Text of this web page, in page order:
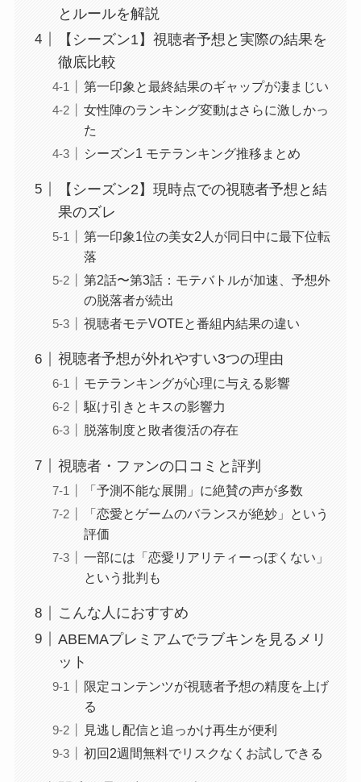
とルールを解説
【シーズン1】視聴者予想と実際の結果を
徹底比較
第一印象と最終結果のギャップが凄まじい
女性陣のランキング変動はさらに激しかっ
た
シーズン1 モテランキング推移まとめ
【シーズン2】現時点での視聴者予想と結
果のズレ
第一印象1位の美女2人が同日中に最下位転
落
第2話〜第3話：モテバトルが加速、予想外
の脱落者が続出
視聴者モテVOTEと番組内結果の違い
視聴者予想が外れやすい3つの理由
モテランキングが心理に与える影響
駆け引きとキスの影響力
脱落制度と敗者復活の存在
視聴者・ファンの口コミと評判
「予測不能な展開」に絶賛の声が多数
「恋愛とゲームのバランスが絶妙」という
評価
一部には「恋愛リアリティーっぽくない」
という批判も
こんな人におすすめ
ABEMAプレミアムでラブキンを見るメリ
ット
限定コンテンツが視聴者予想の精度を上げ
る
見逃し配信と追っかけ再生が便利
初回2週間無料でリスクなくお試しできる